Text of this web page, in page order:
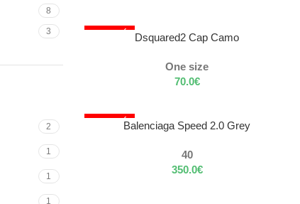
8
3
2
1
1
1
VÝBER MOŽNOSTÍDsquared2 Cap Camo
One size
70.0€
NOSENÝ
VÝBER MOŽNOSTÍ
Balenciaga Speed 2.0 Grey
40
350.0€